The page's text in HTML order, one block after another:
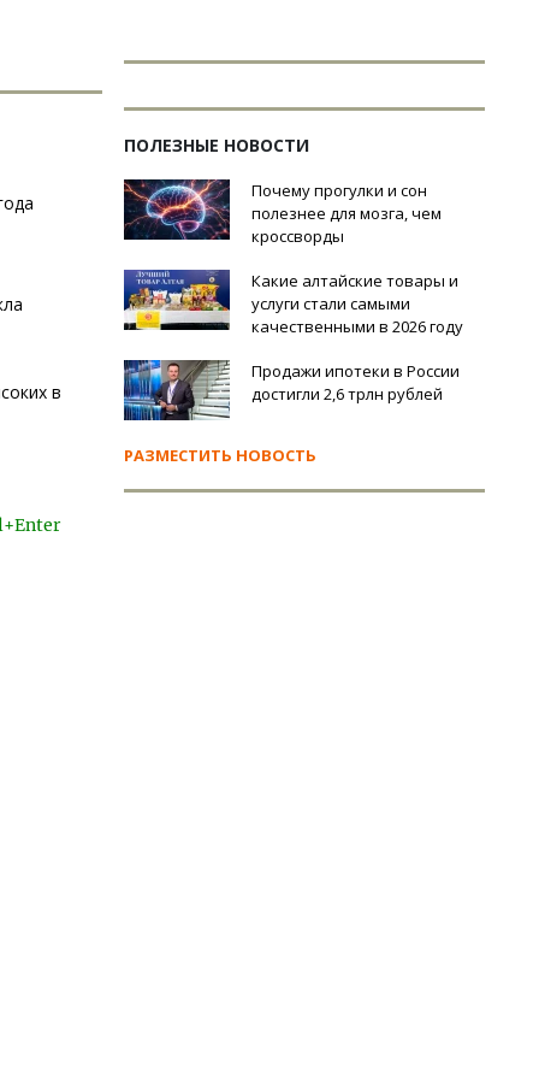
в
ПОЛЕЗНЫЕ НОВОСТИ
Почему прогулки и сон
полезнее для мозга, чем
кроссворды
Какие алтайские товары и
услуги стали самыми
качественными в 2026 году
Продажи ипотеки в России
достигли 2,6 трлн рублей
РАЗМЕСТИТЬ НОВОСТЬ